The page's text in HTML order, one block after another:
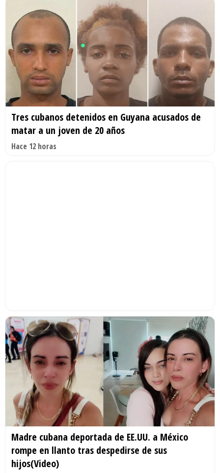
Tres cubanos detenidos en Guyana acusados de
matar a un joven de 20 años
Hace 12 horas
Madre cubana deportada de EE.UU. a México
rompe en llanto tras despedirse de sus
hijos(Video)